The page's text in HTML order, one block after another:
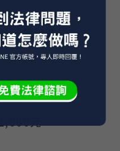
法院規費
元